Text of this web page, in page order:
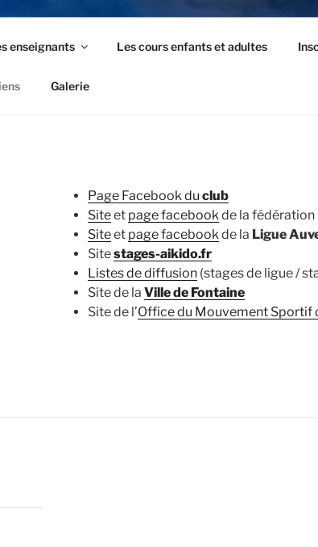
enseignants Les cours enfants et adultes
Galerie
Page Facebook du club
Siteet page facebook de la fédération
Siteet page facebook de la Ligue
Sitestages-aikido.fr
Listes de diffusion(stages de ligue /
Site de la Ville de Fontaine
Site de l’Office du Mouvement Sportif